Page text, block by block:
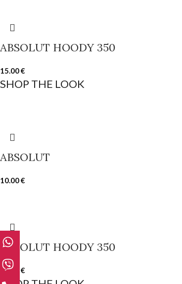
ABSOLUT HOODY 350
15.00€
SHOP THE LOOK
ABSOLUT
10.00€
ABSOLUT HOODY 350
15.00 €